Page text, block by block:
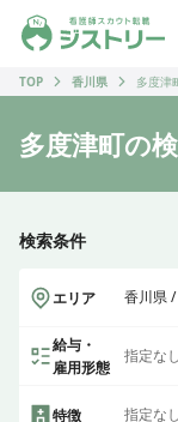
ジストリー 看護
TOP
香川県 多度津
多度津町の
検索条件
エリア 香川県
給与・
雇用形態
指定なし
特徴 指定なし